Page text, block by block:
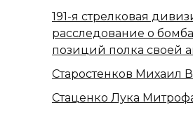
191-я стрелковая
расследование о
позиций полка своей
Старостенков Михаил
Стаценко Лука